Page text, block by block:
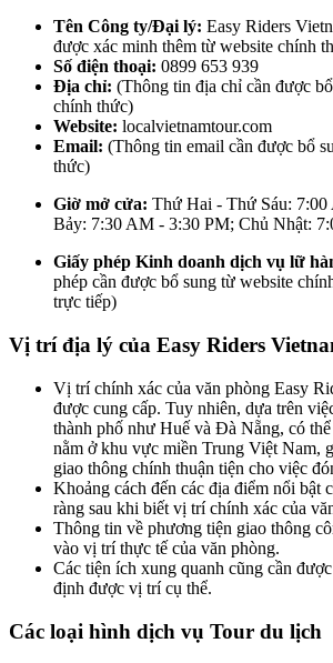
Tên Công ty/Đại lý: Easy Riders
được xác minh thêm từ website chính
Số điện thoại: 0899 653 939
Địa chỉ: (Thông tin địa chỉ cần được
chính thức)
Website: localvietnamtour.com
Email: (Thông tin email cần được bổ
thức)
Giờ mở cửa: Thứ Hai - Thứ Sáu:
Bảy: 7:30 AM - 3:30 PM; Chủ Nhật:
Giấy phép Kinh doanh dịch vụ lữ
phép cần được bổ sung từ website
trực tiếp)
Vị trí địa lý của Easy Riders
Vị trí chính xác của văn phòng Easy
được cung cấp. Tuy nhiên, dựa trên
thành phố như Huế và Đà Nẵng, có
nằm ở khu vực miền Trung Việt Nam,
giao thông chính thuận tiện cho việc
Khoảng cách đến các địa điểm nổi bật
ràng sau khi biết vị trí chính xác của
Thông tin về phương tiện giao thông
vào vị trí thực tế của văn phòng.
Các tiện ích xung quanh cũng cần
định được vị trí cụ thể.
Các loại hình dịch vụ Tour du lịch